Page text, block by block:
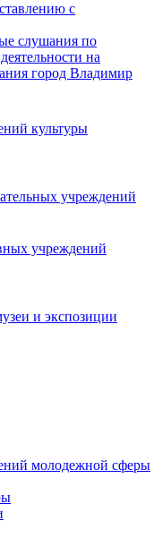
с
слушания по
на
город Владимир
культуры
учреждений
учреждений
и экспозиции
молодежной сферы